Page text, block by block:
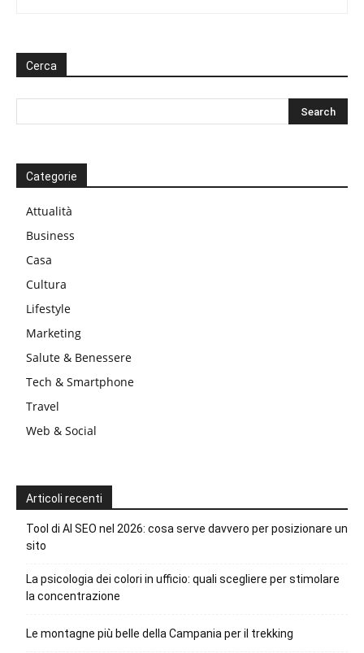
Cerca
Categorie
Attualità
Business
Casa
Cultura
Lifestyle
Marketing
Salute & Benessere
Tech & Smartphone
Travel
Web & Social
Articoli recenti
Tool di AI SEO nel 2026: cosa serve davvero per posizionare un
sito
La psicologia dei colori in ufficio: quali scegliere per stimolare
la concentrazione
Le montagne più belle della Campania per il trekking